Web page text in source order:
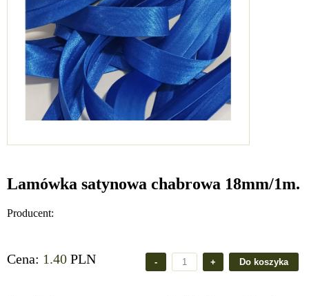
Lamówka satynowa chabrowa 18mm/1m.
Producent:
Cena: 1.40 PLN